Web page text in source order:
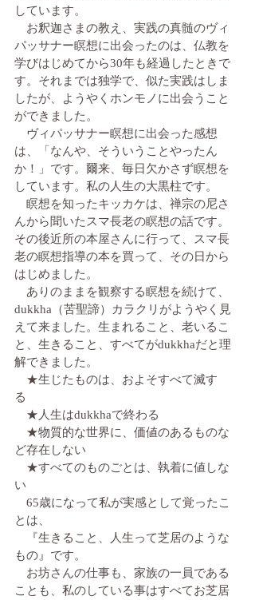
しています。
お釈迦さまの教え、実践の真髄のヴィ
パッサナー瞑想に出会ったのは、仏教を
学びはじめてから30年も経過したときで
す。それまでは独学で、似た実践はしま
したが、ようやくホンモノに出会うこと
ができました。
ヴィパッサナー瞑想に出会った感想
は、「なんや、そういうことやったん
か！」です。爾来、毎日欠かさず瞑想を
しています。私の人生の大黒柱です。
瞑想を知ったキッカケは、禅宗の尼さ
んから聞いたスマ長老の瞑想の話です。
その後近所の本屋さんに行って、スマ長
老の瞑想指導の本を買って、その日から
はじめました。
ありのままを観察する瞑想を続けて、
dukkha（苦聖諦）カラクリがようやく見
えて来ました。生まれること、老いるこ
と、生きること、すべてがdukkhaだと理
解できました。
★生じたものは、およそすべて滅す
る
★人生はdukkhaで終わる
★物質的な世界に、価値のあるものな
ど存在しない
★すべてのものごとは、執着に値しな
い
65歳になって私が実感として覚ったこ
とは、
『生きること、人生って芝居のような
もの』です。
お坊さんの仕事も、家族の一員である
ことも、私のしている事はすべてお芝居